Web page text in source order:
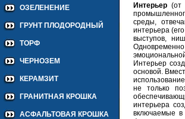
ОЗЕЛЕНЕНИЕ
ГРУНТ ПЛОДОРОДНЫЙ
ТОРФ
ЧЕРНОЗЕМ
КЕРАМЗИТ
ГРАНИТНАЯ КРОШКА
АСФАЛЬТОВАЯ КРОШКА
Интерьер(от
среды,
интерьера
выступов,
Интерьер
основой.
не только
интерьера
включаемые